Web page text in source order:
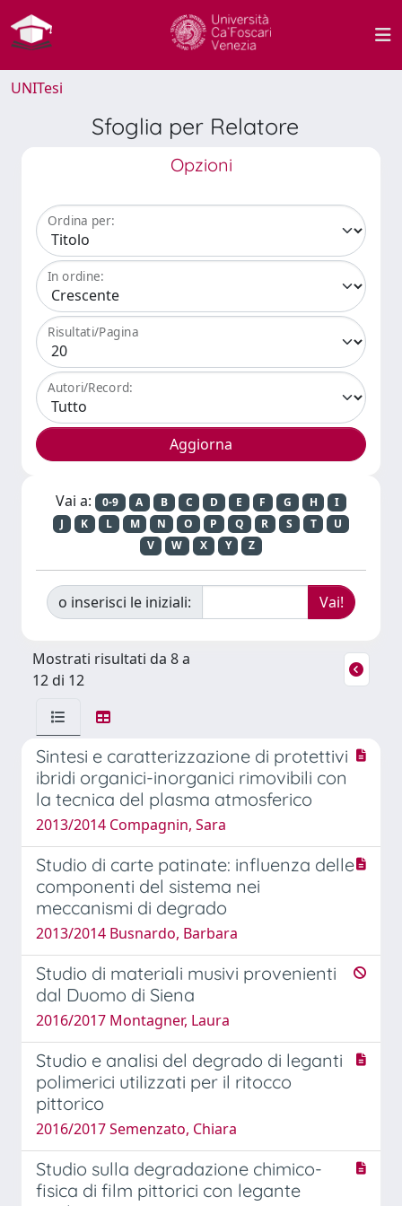
UNITesi
Sfoglia per Relatore
Opzioni
Ordina per:
In ordine:
Risultati/Pagina
Autori/Record:
Vai a: 0-9 A B C D E F G H
I
J
K L M N O P Q R S T
U
V
W X Y Z
o inserisci le iniziali:
Mostrati risultati da 8 a
12 di 12
Sintesi e caratterizzazione di protettivi
ibridi organici-inorganici rimovibili con
la tecnica del plasma atmosferico
2013/2014 Compagnin, Sara
Studio di carte patinate: influenza delle
componenti del sistema nei
meccanismi di degrado
2013/2014 Busnardo, Barbara
Studio di materiali musivi provenienti
dal Duomo di Siena
2016/2017 Montagner, Laura
Studio e analisi del degrado di leganti
polimerici utilizzati per il ritocco
pittorico
2016/2017 Semenzato, Chiara
Studio sulla degradazione chimico-
fisica di film pittorici con legante